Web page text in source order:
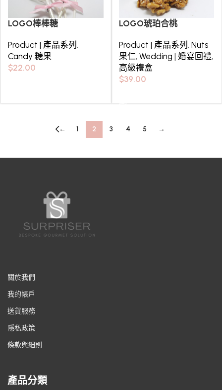
LOGO棒棒糖
Product | 產品系列 ,
Candy 糖果
$22.00
LOGO琥珀合桃
Product | 產品系列 , Nuts
果仁, Wedding | 婚宴回禮,
高級禮盒
$39.00
← 1 2 3 4 5 →
關於我們
我的帳戶
送貨服務
隱私政策
條款與細則
產品分類